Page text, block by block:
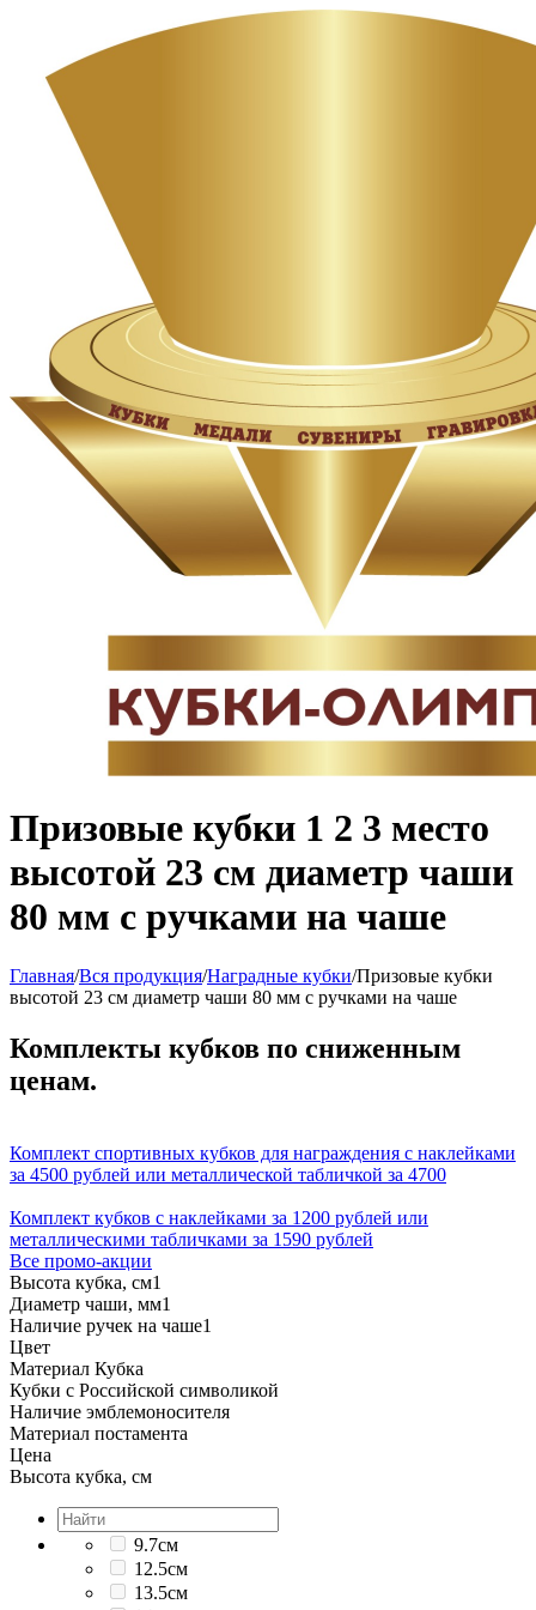
Призовые кубки 1 2 3 место
высотой 23 см диаметр чаши
80 мм с ручками на чаше
Главная/Вся продукция/Наградные кубки/Призовые кубки
высотой 23 см диаметр чаши 80 мм с ручками на чаше
Комплекты кубков по сниженным
ценам.
Комплект спортивных кубков для награждения с наклейками
за 4500 рублей или металлической табличкой за 4700
Комплект кубков с наклейками за 1200 рублей или
металлическими табличками за 1590 рублей
Все промо-акции
Высота кубка, см1
Диаметр чаши, мм1
Наличие ручек на чаше1
Цвет
Материал Кубка
Кубки с Российской символикой
Наличие эмблемоносителя
Материал постамента
Цена
Высота кубка, см
9.7см
12.5см
13.5см